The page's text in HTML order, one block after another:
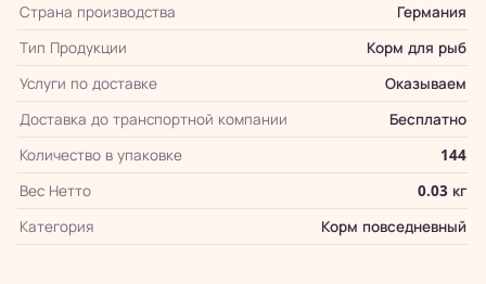
Страна производства
Германия
Тип Продукции
Корм для рыб
Услуги по доставке
Оказываем
Доставка до транспортной компании
Бесплатно
Количество в упаковке
144
Вес Нетто
0.03 кг
Категория
Корм повседневный